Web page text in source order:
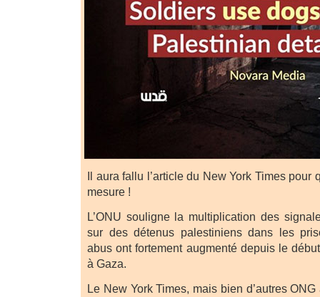
Il aura fallu l’article du New York Times pour
mesure !
L’ONU souligne la multiplication des
sur des détenus palestiniens dans les
abus ont fortement augmenté depuis le
à Gaza.
Le New York Times, mais bien d’autres